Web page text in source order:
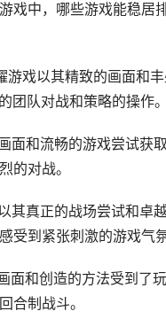
戏中，哪些游戏能稳居
戏以其精致的画面和
团队对战和策略的操作。
面和流畅的游戏尝试获
的对战。
其真正的战场尝试和卓
受到紧张刺激的游戏气氛
面和创造的方法受到了
合制战斗。